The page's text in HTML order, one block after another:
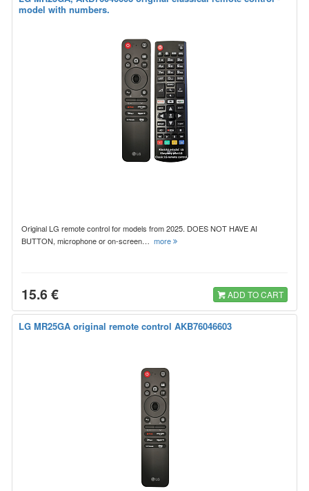
model with numbers.
Original LG remote control for models from 2025. DOES NOT HAVE AI
BUTTON, microphone or on-screen… more
15.6 € ADD TO CART
LG MR25GA original remote control AKB76046603